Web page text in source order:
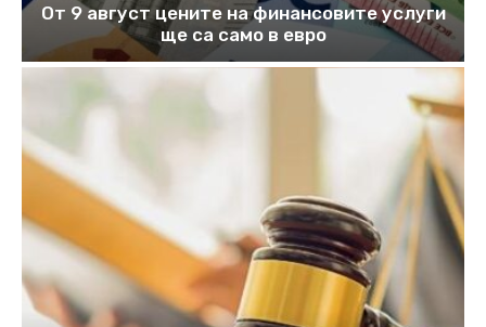
От 9 август цените на финансовите услуги
ще са само в евро